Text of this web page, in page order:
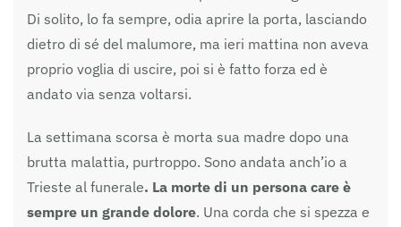
Di solito, lo fa sempre, odia aprire la porta, lasciando
dietro di sé del malumore, ma ieri mattina non aveva
proprio voglia di uscire, poi si è fatto forza ed è
andato via senza voltarsi.
La settimana scorsa è morta sua madre dopo una
brutta malattia, purtroppo. Sono andata anch’io a
Trieste al funerale. La morte di un persona care è
sempre un grande dolore. Una corda che si spezza e